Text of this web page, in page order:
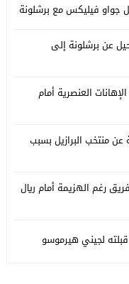
جواو فيليكس مع برشلونة
عن برشلونة إلى
العنصرية أمام
عن منتخب البرازيل بسبب
رغم الهزيمة أمام ريال
لجيني هيرموسو